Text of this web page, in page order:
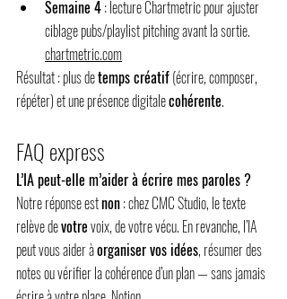
Semaine 4 : lecture Chartmetric pour ajuster
ciblage pubs/playlist pitching avant la sortie.
chartmetric.com
Résultat : plus de temps créatif (écrire, composer,
répéter) et une présence digitale cohérente.
FAQ express
L’IA peut-elle m’aider à écrire mes paroles ?
Notre réponse est non : chez CMC Studio, le texte
relève de votre voix, de votre vécu. En revanche, l’IA
peut vous aider à organiser vos idées, résumer des
notes ou vérifier la cohérence d’un plan — sans jamais